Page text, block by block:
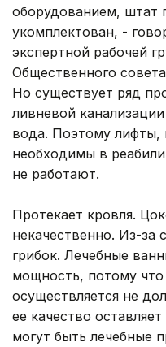
оборудованием, штат
укомплектован, -
экспертной рабочей
Общественного
Но существует ряд
ливневой
вода. Поэтому лифты,
необходимы в
не работают.
Протекает кровля.
некачественно. Из-за
грибок. Лечебные
мощность, потому
осуществляется не
ее качество
могут быть лечебные